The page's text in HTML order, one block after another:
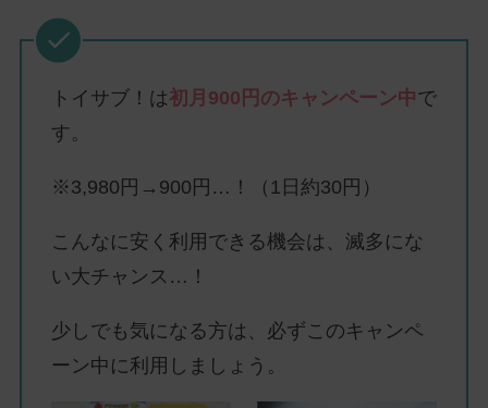
トイサブ！は初月900円のキャンペーン中で
す。
※3,980円→900円…！（1日約30円）
こんなに安く利用できる機会は、滅多にな
い大チャンス…！
少しでも気になる方は、必ずこのキャンペ
ーン中に利用しましょう。